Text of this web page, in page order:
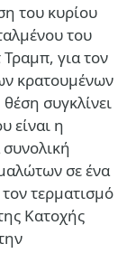
του κυρίου
του
για τον
κρατουμένων
συγκλίνει
είναι η
συνολική
σε ένα
τερματισμό
Κατοχής